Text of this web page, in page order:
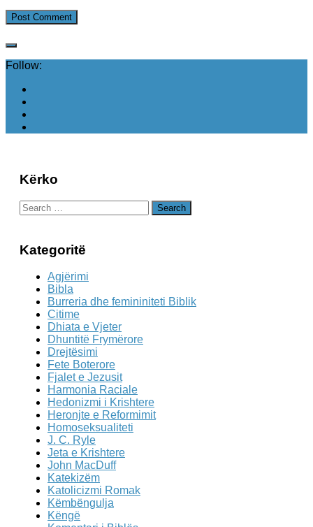
Follow:
Kërko
Search
for:
Kategoritë
Agjërimi
Bibla
Burreria dhe femininiteti Biblik
Citime
Dhiata e Vjeter
Dhuntitë Frymërore
Drejtësimi
Fete Boterore
Fjalet e Jezusit
Harmonia Raciale
Hedonizmi i Krishtere
Heronjte e Reformimit
Homoseksualiteti
J. C. Ryle
Jeta e Krishtere
John MacDuff
Katekizëm
Katolicizmi Romak
Këmbëngulja
Këngë